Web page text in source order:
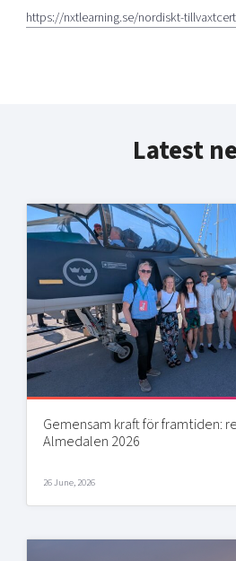
https://nxtlearning.se/nordiskt-
Latest
Gemensam kraft för framtiden:
Almedalen 2026
26 June, 2026